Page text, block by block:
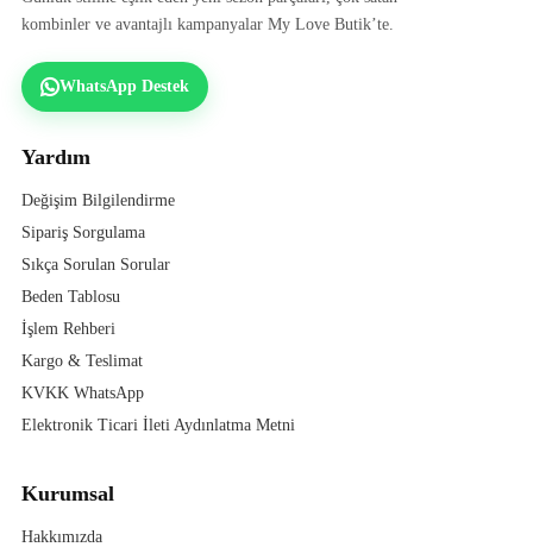
kombinler ve avantajlı kampanyalar My Love Butik’te.
WhatsApp Destek
Yardım
Değişim Bilgilendirme
Sipariş Sorgulama
Sıkça Sorulan Sorular
Beden Tablosu
İşlem Rehberi
Kargo & Teslimat
KVKK WhatsApp
Elektronik Ticari İleti Aydınlatma Metni
Kurumsal
Hakkımızda